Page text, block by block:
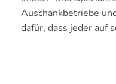
Auschankbetriebe
dafür, dass jeder auf